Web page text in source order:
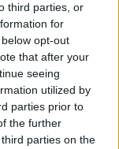
third parties, or
for
opt-out
that after your
seeing
utilized by
parties prior to
the further
parties on the
meg az
idényhez
jelezni